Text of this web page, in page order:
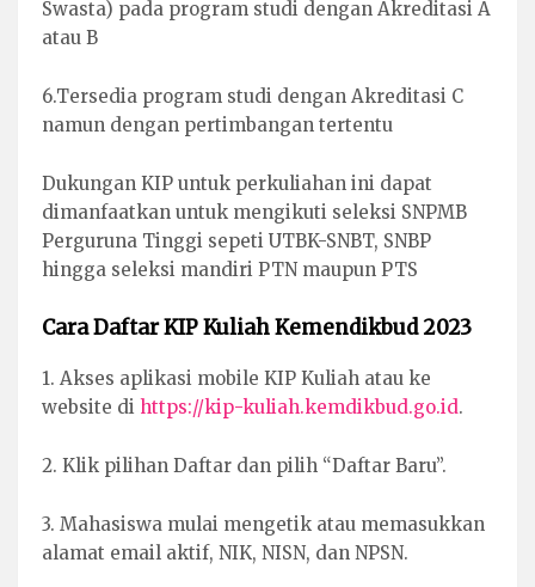
Swasta) pada program studi dengan Akreditasi A
atau B
6.Tersedia program studi dengan Akreditasi C
namun dengan pertimbangan tertentu
Dukungan KIP untuk perkuliahan ini dapat
dimanfaatkan untuk mengikuti seleksi SNPMB
Perguruna Tinggi sepeti UTBK-SNBT, SNBP
hingga seleksi mandiri PTN maupun PTS
Cara Daftar KIP Kuliah Kemendikbud 2023
1. Akses aplikasi mobile KIP Kuliah atau ke
website di https://kip-kuliah.kemdikbud.go.id.
2. Klik pilihan Daftar dan pilih “Daftar Baru”.
3. Mahasiswa mulai mengetik atau memasukkan
alamat email aktif, NIK, NISN, dan NPSN.